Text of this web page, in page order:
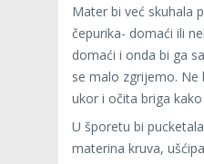
Mater bi već skuhala
čepurika- domaći ili
domaći i onda bi ga
se malo zgrijemo.
ukor i očita briga
U šporetu bi
materina kruva,